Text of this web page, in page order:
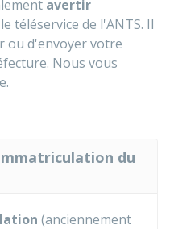
avertir
téléservice de l'ANTS. Il
ou d'envoyer votre
Nous vous
du
(anciennement